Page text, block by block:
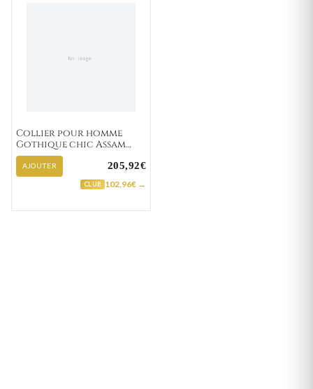
Collier pour homme
Gothique chic Assam
"114-2/A"
AJOUTER 205,92€
CLUB 102,96€ →